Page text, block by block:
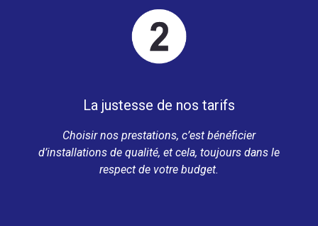
La justesse de nos tarifs
Choisir nos prestations, c’est bénéficier
d’installations de qualité, et cela, toujours dans le
respect de votre budget.